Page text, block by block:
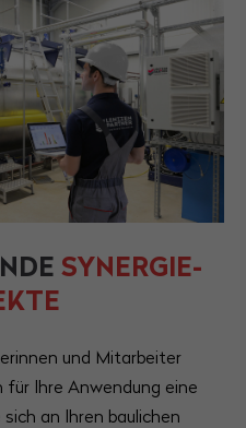
dolor. Aenean
ridiculus mus.
nec.
SYNERGIE-
und Mitarbeiter
für Ihre Anwendung eine
an Ihren baulichen